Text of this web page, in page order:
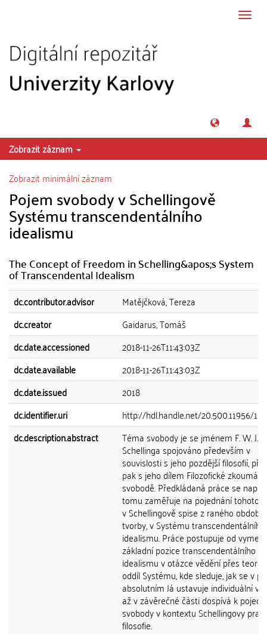
Zobrazit záznam
Zobrazit minimální záznam
Pojem svobody v Schellingově
Systému transcendentálního
idealismu
The Concept of Freedom in Schelling&apos;s System
of Transcendental Idealism
dc.contributor.advisor
Matějčková, Tereza
dc.creator
Gaidarus, Tomáš
dc.date.accessioned
2018-11-26T11:43:03Z
dc.date.available
2018-11-26T11:43:03Z
dc.date.issued
2018
dc.identifier.uri
http://hdl.handle.net/20.500.11956/
dc.description.abstract
Téma svobody je se jménem F. W. J.
Schellinga spojováno především v
souvislosti s jeho pozdější filosofií,
pak s jeho dílem Filozofické
svobodě. Předkládaná práce se
tomu zaměřuje na pojednání tohoto
v Schellingově spise z raného období
tvorby, v Systému transcendentálního
idealismu. Práce postupuje od
základní pozice transcendentálního
idealismu v otázce vědění přes
oddíl Systému, kde sleduje, jak se v
absolutním Já ustavuje individuální
až v závěrečné části dospívá k
svobody v kontextu Schellingovy
filosofie.